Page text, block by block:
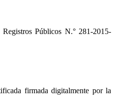
Públicos N.° 281-2015-
firmada digitalmente por la